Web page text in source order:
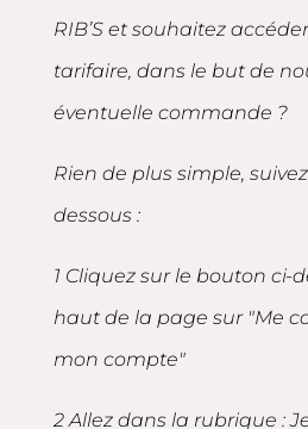
RIB’S et souhaitez
tarifaire, dans le but de
éventuelle commande ?
Rien de plus simple,
dessous :
1 Cliquez sur le bouton ci-
haut de la page sur "Me
mon compte"
2 Allez dans la rubrique :